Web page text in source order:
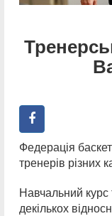
Федерація
тренерів різних
Навчальний курс
декількох